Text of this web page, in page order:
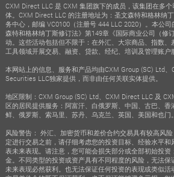
CXM Direct LLC 是 CXM 集团旗下的成员，该集团在多
体。CXM Direct LLC 的注册地址为：圣文森特和格林纳
务中心，邮编 VC0100（注册号 444 LLC 2020）。本公
森特和格林纳丁斯修订法》第149章《国际商业公司（修
动。这些活动包括但不限于：在外汇、大宗商品、指数、
工具领域开展交易、融资、贷款、经纪、培训及管理账户
本网站上的信息、服务和产品均由CXM Group (SC) Ltd
Securities LLC独家提供，而非由任何关联实体提供。
地区限制：CXM Group (SC) Ltd、CXM Direct LLC 及
区的居民提供服务：阿富汗、白俄罗斯、中国、古巴、香
鲜、俄罗斯、索马里、苏丹、乌克兰、英国、美国和也门。
风险警告： 外汇、加密货币和差价合约交易具有较高风
定进行交易之前，请仔细考虑您的投资目标、经验水平
表未来表现。请注意，您可能会损失部分或全部初始投
金。不同类型的投资或资产具有不同程度的风险，无法
未来表现必然获利。也无法保证任何投资的表现或类似活